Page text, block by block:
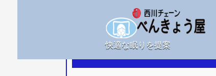
快適な眠りを提案